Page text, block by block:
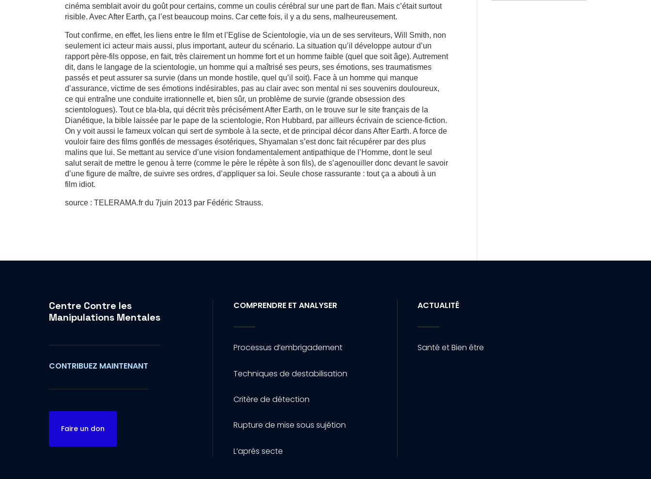
cinéma semblait avoir du goût pour certains, comme un coulis cérébral sur une part de flan. Mais c’était surtout
risible. Avec After Earth, ça l’est beaucoup moins. Car cette fois, il y a du sens, malheureusement.
Tout confirme, en effet, les liens entre le film et l’Eglise de Scientologie, via un de ses serviteurs, Will Smith, non
seulement ici acteur mais aussi, plus important, auteur du scénario. La situation qu’il développe autour d’un
rapport père-fils oppose, en fait, très clairement un homme fort et un homme faible (quel que soit âge). Autrement
dit, dans le langage de la scientologie, un homme qui a maîtrisé ses peurs, ses émotions, ses traumatismes
passés et peut assurer sa survie (dans un monde hostile, quel qu’il soit). Face à un homme qui manque
d’assurance, victime de ses émotions indésirables, pas au clair avec son mental ni ses souvenirs douloureux,
ce qui entraîne une conduite irrationnelle et, bien sûr, un problème de survie (grande obsession des
scientologues). Tout ce bla-bla, qui décrit très précisément After Earth, on le trouve sur le site français de la
Dianétique, la bible laissée par le pape de la scientologie, Ron Hubbard, par ailleurs écrivain de science-fiction.
On y voit aussi le fameux volcan qui sert de symbole à la secte, et de principal décor dans After Earth. A force de
vouloir faire des films gonflés de messages ésotériques, Shyamalan s’est donc fait récupérer par des plus
malins que lui. Se mettant au service d’une vision fondamentalement antipathique de l’Homme, dont le seul
salut serait de mettre le genou à terre (comme le père le répète à son fils), de s’agenouiller donc devant le savoir
d’une figure de maître, de suivre ses ordres, d’appliquer sa loi. Seule chose rassurante : tout ça a abouti à un
film idiot.
source : TELERAMA.fr du 7juin 2013 par Fédéric Strauss.
Centre Contre les
Manipulations Mentales
CONTRIBUEZ MAINTENANT
Faire un don
COMPRENDRE ET ANALYSER
Processus d’embrigadement
Techniques de destabilisation
Critère de détection
Rupture de mise sous sujétion
L’après secte
ACTUALITÉ
Santé et Bien être